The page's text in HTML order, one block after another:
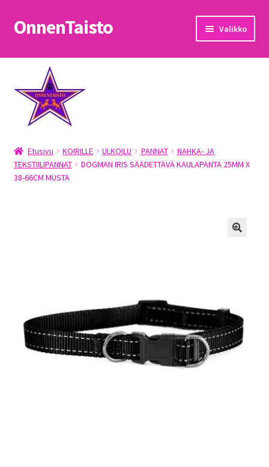
Siirry
navigointiin
Siirry
sisältöön
OnnenTaisto Valikko
Etusivu
Kassa
Oma tili
OnnenTaisto
Tietosuojaseloste
Toimitusehdot
Etusivu KOIRILLE ULKOILU PANNAT
NAHKA- JA
TEKSTIILIPANNAT
DOGMAN IRIS SÄÄDETTÄVÄ KAULAPANTA 25MM X
38-66CM MUSTA